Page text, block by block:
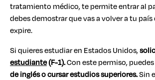
tratamiento médico, te permite entrar al
debes demostrar que vas a volver a tu
expire.
Si quieres estudiar en Estados Unidos,
estudiante(F-1).Con este permiso,
de inglés o cursar estudios superiores.Sin